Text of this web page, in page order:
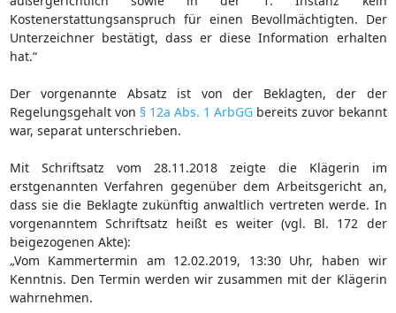
Kostenerstattungsanspruch für einen Bevollmächtigten. Der
Unterzeichner bestätigt, dass er diese Information erhalten
hat.“
Der vorgenannte Absatz ist von der Beklagten, der der
Regelungsgehalt von § 12a Abs. 1 ArbGG bereits zuvor bekannt
war, separat unterschrieben.
Mit Schriftsatz vom 28.11.2018 zeigte die Klägerin im
erstgenannten Verfahren gegenüber dem Arbeitsgericht an,
dass sie die Beklagte zukünftig anwaltlich vertreten werde. In
vorgenanntem Schriftsatz heißt es weiter (vgl. Bl. 172 der
beigezogenen Akte):
„Vom Kammertermin am 12.02.2019, 13:30 Uhr, haben wir
Kenntnis. Den Termin werden wir zusammen mit der Klägerin
wahrnehmen.